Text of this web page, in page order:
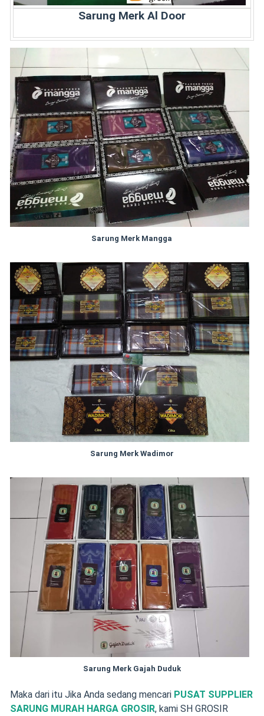
Sarung Merk Al Door
Sarung Merk Mangga
Sarung Merk Wadimor
Sarung Merk Gajah Duduk
Maka dari itu Jika Anda sedang mencari PUSAT SUPPLIER
SARUNG MURAH HARGA GROSIR, kami SH GROSIR